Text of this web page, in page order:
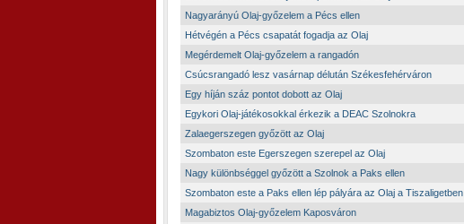
Nagyarányú Olaj-győzelem a Pécs ellen
Hétvégén a Pécs csapatát fogadja az Olaj
Megérdemelt Olaj-győzelem a rangadón
Csúcsrangadó lesz vasárnap délután Székesfehérváron
Egy híján száz pontot dobott az Olaj
Egykori Olaj-játékosokkal érkezik a DEAC Szolnokra
Zalaegerszegen győzött az Olaj
Szombaton este Egerszegen szerepel az Olaj
Nagy különbséggel győzött a Szolnok a Paks ellen
Szombaton este a Paks ellen lép pályára az Olaj a Tiszaligetben
Magabiztos Olaj-győzelem Kaposváron